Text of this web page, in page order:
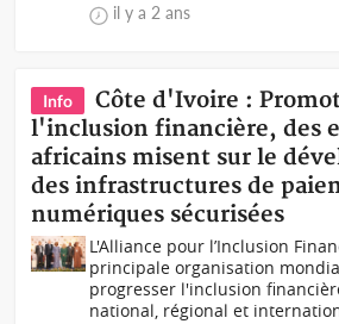
il y a 2 ans
Info
Côte d'Ivoire :
l'inclusion financière, des
africains misent sur le
des infrastructures de
numériques sécurisées
L'Alliance pour l’Inclusion
principale organisation
progresser l'inclusion
national, régional et